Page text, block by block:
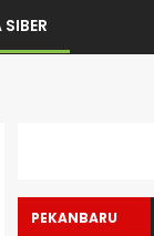
PEKANBARU